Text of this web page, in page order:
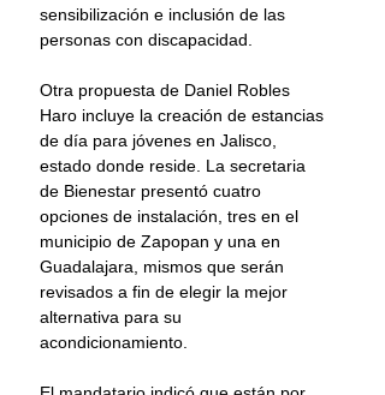
sensibilización e inclusión de las
personas con discapacidad.
Otra propuesta de Daniel Robles
Haro incluye la creación de estancias
de día para jóvenes en Jalisco,
estado donde reside. La secretaria
de Bienestar presentó cuatro
opciones de instalación, tres en el
municipio de Zapopan y una en
Guadalajara, mismos que serán
revisados a fin de elegir la mejor
alternativa para su
acondicionamiento.